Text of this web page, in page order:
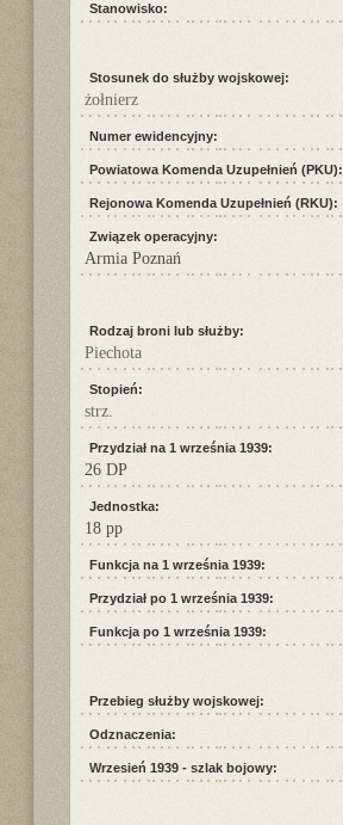
Stanowisko:
Stosunek do służby wojskowej:
żołnierz
Numer ewidencyjny:
Powiatowa Komenda Uzupełnień (PKU):
Rejonowa Komenda Uzupełnień (RKU):
Związek operacyjny:
Armia Poznań
Rodzaj broni lub służby:
Piechota
Stopień:
strz.
Przydział na 1 września 1939:
26 DP
Jednostka:
18 pp
Funkcja na 1 września 1939:
Przydział po 1 września 1939:
Funkcja po 1 września 1939:
Przebieg służby wojskowej:
Odznaczenia:
Wrzesień 1939 - szlak bojowy: